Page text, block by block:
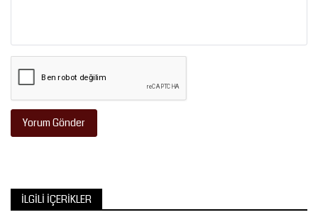
Yorum Gönder
İLGILI İÇERIKLER